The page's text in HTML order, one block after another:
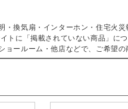
・換気扇・インターホン・住宅火
トに「掲載されていない商品」に
ョールーム・他店などで、ご希望